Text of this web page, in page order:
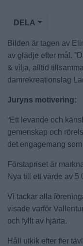
DELA
Bilden är tagen av
av glädje efter mål.
& vilja, alltid
damrekreationslag
Juryns motivering:
“Ett levande och
gemenskap och
det engagemang
Förstapriset är
Nya till ett värde av 5
Vi tackar alla
visade varför
och fyllt av hjärta.
Håll utkik efter fler